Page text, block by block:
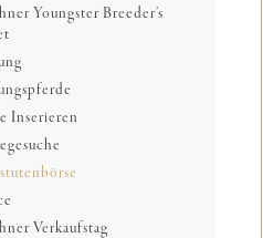
Youngster Breeder’s
Inserieren
Verkaufstag